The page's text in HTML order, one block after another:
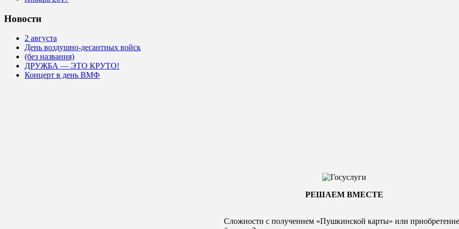
Новости
2 августа
День воздушно-десантных войск
(без названия)
ДРУЖБА — ЭТО КРУТО!
Концерт в день ВМФ
РЕШАЕМ ВМЕСТЕ
Сложности с получением «Пушкинской карты» или